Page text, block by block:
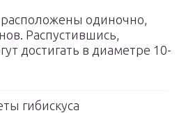
расположены одиночно,
Распустившись,
достигать в диаметре 10-
гибискуса